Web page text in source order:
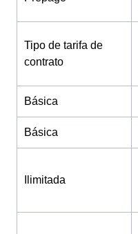
Tipo de tarifa de
contrato
Básica
Básica
Ilimitada